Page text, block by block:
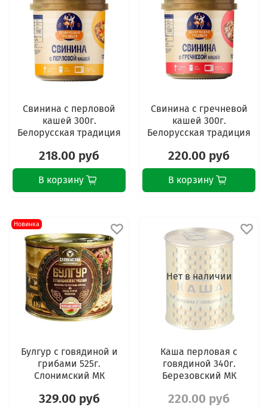
Свинина с перловой
кашей 300г.
Белорусская традиция
218.00 руб
В корзину
Свинина с гречневой
кашей 300г.
Белорусская традиция
220.00 руб
В корзину
Новинка
Булгур с говядиной и
грибами 525г.
Слонимский МК
329.00 руб
Нет в наличии
Каша перловая с
говядиной 340г.
Березовский МК
220.00 руб